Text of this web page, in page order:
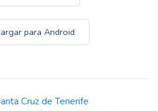
para Android
Cruz de Tenerife